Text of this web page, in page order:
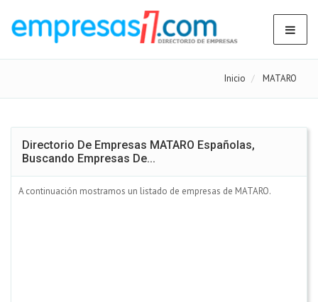
Inicio MATARO
Directorio De Empresas MATARO Españolas,
Buscando Empresas De...
A continuación mostramos un listado de empresas de MATARO.